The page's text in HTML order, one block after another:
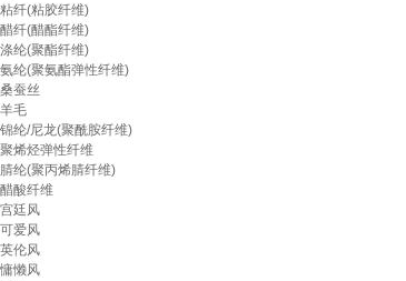
粘纤(粘胶纤维)
醋纤(醋酯纤维)
涤纶(聚酯纤维)
氨纶(聚氨酯弹性纤维)
桑蚕丝
羊毛
锦纶/尼龙(聚酰胺纤维)
聚烯烃弹性纤维
腈纶(聚丙烯腈纤维)
醋酸纤维
宫廷风
可爱风
英伦风
慵懒风